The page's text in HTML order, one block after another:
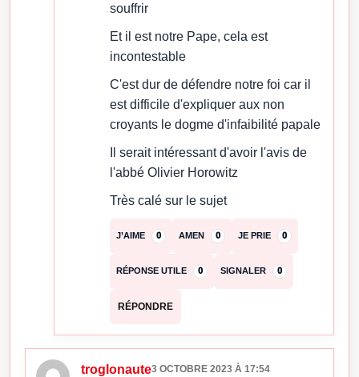
souffrir
Et il est notre Pape, cela est
incontestable
C'est dur de défendre notre foi car il
est difficile d'expliquer aux non
croyants le dogme d'infaibilité papale
Il serait intéressant d'avoir l'avis de
l'abbé Olivier Horowitz
Très calé sur le sujet
J’AIME 0 AMEN 0 JE PRIE 0
RÉPONSE UTILE 0 SIGNALER 0
RÉPONDRE
troglonaute3 OCTOBRE 2023 À 17:54